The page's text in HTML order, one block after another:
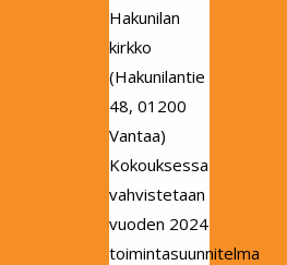
Hakunilan
kirkko
(Hakunilantie
48, 01200
Vantaa)
Kokouksessa
vahvistetaan
vuoden 2024
toimintasuunnitelma